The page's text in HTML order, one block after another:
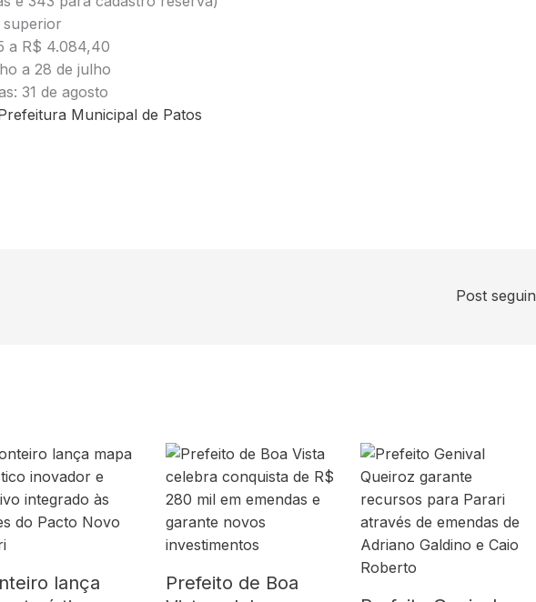
superior
a R$ 4.084,40
a 28 de julho
31 de agosto
Municipal de Patos
Post
lança
Prefeito de Boa